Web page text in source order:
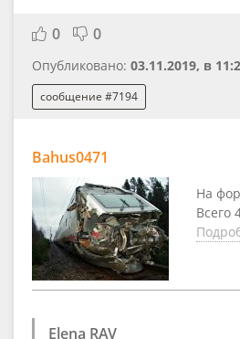
0 0
Опубликовано: 03.11.2019, в
сообщение #7194
Bahus0471
На
Всего
Elena RAV